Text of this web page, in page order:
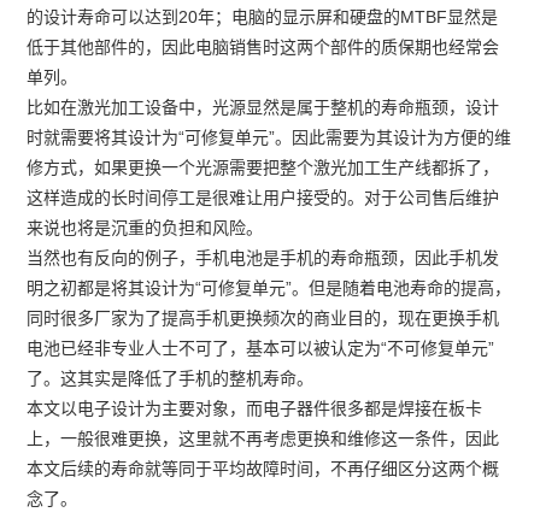
的设计寿命可以达到20年；电脑的显示屏和硬盘的MTBF显然是
低于其他部件的，因此电脑销售时这两个部件的质保期也经常会
单列。
比如在激光加工设备中，光源显然是属于整机的寿命瓶颈，设计
时就需要将其设计为“可修复单元”。因此需要为其设计为方便的维
修方式，如果更换一个光源需要把整个激光加工生产线都拆了，
这样造成的长时间停工是很难让用户接受的。对于公司售后维护
来说也将是沉重的负担和风险。
当然也有反向的例子，手机电池是手机的寿命瓶颈，因此手机发
明之初都是将其设计为“可修复单元”。但是随着电池寿命的提高，
同时很多厂家为了提高手机更换频次的商业目的，现在更换手机
电池已经非专业人士不可了，基本可以被认定为“不可修复单元”
了。这其实是降低了手机的整机寿命。
本文以电子设计为主要对象，而电子器件很多都是焊接在板卡
上，一般很难更换，这里就不再考虑更换和维修这一条件，因此
本文后续的寿命就等同于平均故障时间，不再仔细区分这两个概
念了。